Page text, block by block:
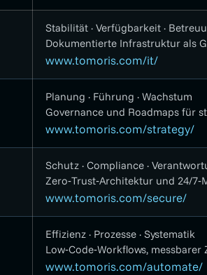
Stabilität · Verfügbarkeit ·
Dokumentierte Infrastruktur als
www.tomoris.com/it/
Planung · Führung · Wachstum
Governance und Roadmaps für
www.tomoris.com/strategy/
Schutz · Compliance ·
Zero‑Trust‑Architektur und 24/
www.tomoris.com/secure/
Effizienz · Prozesse · Systematik
Low‑Code‑Workflows,
www.tomoris.com/automate/